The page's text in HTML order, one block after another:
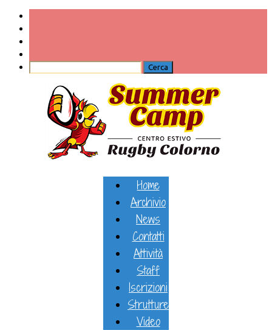
Home
Archivio
News
Contatti
Attività
Staff
Iscrizioni
Strutture
Video